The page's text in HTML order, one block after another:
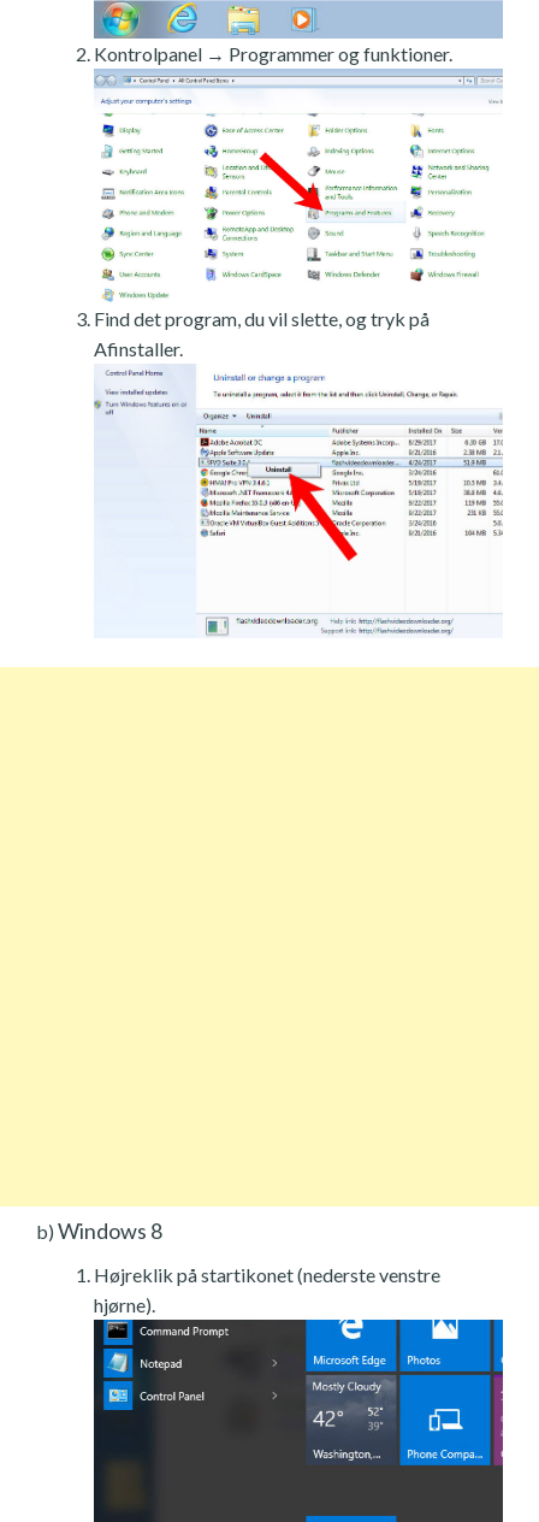
Kontrolpanel → Programmer og funktioner.
Find det program, du vil slette, og tryk på
Afinstaller.
b) Windows 8
Højreklik på startikonet (nederste venstre
hjørne).